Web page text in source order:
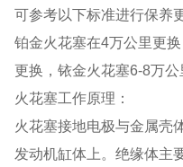
可参考以下标准进行保养
铂金火花塞在4万公里更
更换，铱金火花塞6-8万公
火花塞工作原理：
火花塞接地电极与金属壳
发动机缸体上。绝缘体主